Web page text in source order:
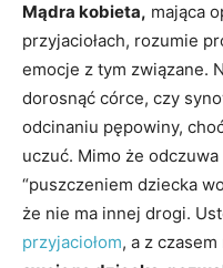
Mądra kobieta, mająca
przyjaciołach, rozumie
emocje z tym związane.
dorosnąć córce, czy
odcinaniu pępowiny,
uczuć. Mimo że
“puszczeniem dziecka
że nie ma innej drogi.
przyjaciołom, a z